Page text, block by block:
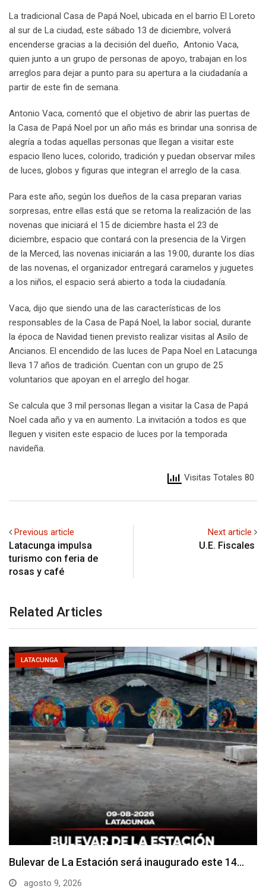
La tradicional Casa de Papá Noel, ubicada en el barrio El Loreto
al sur de La ciudad, este sábado 13 de diciembre, volverá
encenderse gracias a la decisión del dueño, Antonio Vaca,
quien junto a un grupo de personas de apoyo, trabajan en los
arreglos para dejar a punto para su apertura a la ciudadanía a
partir de este fin de semana.
Antonio Vaca, comentó que el objetivo de abrir las puertas de
la Casa de Papá Noel por un año más es brindar una sonrisa de
alegría a todas aquellas personas que llegan a visitar este
espacio lleno luces, colorido, tradición y puedan observar miles
de luces, globos y figuras que integran el arreglo de la casa.
Para este año, según los dueños de la casa preparan varias
sorpresas, entre ellas está que se retoma la realización de las
novenas que iniciará el 15 de diciembre hasta el 23 de
diciembre, espacio que contará con la presencia de la Virgen
de la Merced, las novenas iniciarán a las 19:00, durante los días
de las novenas, el organizador entregará caramelos y juguetes
a los niños, el espacio será abierto a toda la ciudadanía.
Vaca, dijo que siendo una de las características de los
responsables de la Casa de Papá Noel, la labor social, durante
la época de Navidad tienen previsto realizar visitas al Asilo de
Ancianos. El encendido de las luces de Papa Noel en Latacunga
lleva 17 años de tradición. Cuentan con un grupo de 25
voluntarios que apoyan en el arreglo del hogar.
Se calcula que 3 mil personas llegan a visitar la Casa de Papá
Noel cada año y va en aumento. La invitación a todos es que
lleguen y visiten este espacio de luces por la temporada
navideña.
Visitas Totales 80
Previous article
Latacunga impulsa
turismo con feria de
rosas y café
Next article
U.E. Fiscales
Related Articles
LATACUNGA
Adoquines levantados generan preocupación en
dos vías de…